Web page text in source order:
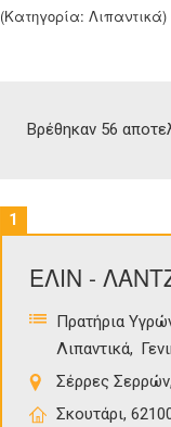
(Κατηγορία: Λιπαντικά)
Βρέθηκαν 56
1
ΕΛΙΝ -
Πρατήρια
Λιπαντικά
Σέρρες Σερρών
Σκουτάρι,